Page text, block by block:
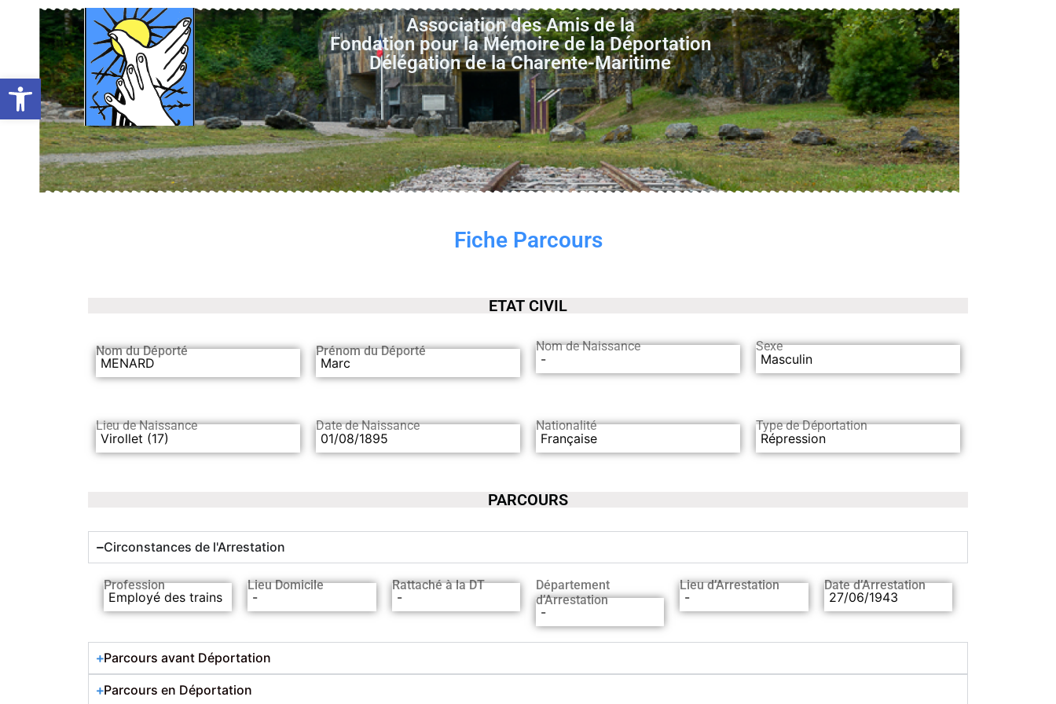
Ouvrir la barre d’outils
Association des Amis de la
Fondation pour la Mémoire de la Déportation
Délégation de la Charente-Maritime
Fiche Parcours
ETAT CIVIL
Nom du Déporté
MENARD
Prénom du Déporté
Marc
Nom de Naissance
-
Sexe
Masculin
Lieu de Naissance
Virollet (17)
Date de Naissance
01/08/1895
Nationalité
Française
Type de Déportation
Répression
PARCOURS
Circonstances de l'Arrestation
Profession
Employé des trains
Lieu Domicile
-
Rattaché à la DT
-
Département
d’Arrestation
-
Lieu d’Arrestation
-
Date d’Arrestation
27/06/1943
Parcours avant Déportation
Parcours en Déportation